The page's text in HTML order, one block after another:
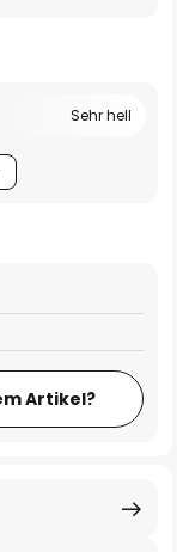
Sehr hell
Artikel?